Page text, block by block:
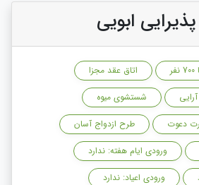
پذیرایی ابویی
اتاق عقد مجزا
شستشوی میوه
دعوت
طرح ازدواج آسان
ورودی ایام هفته: ندارد
ورودی اعیاد: ندارد